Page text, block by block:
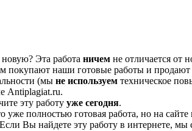
новую? Эта работа ничем не отличается от
покупают наши готовые работы и
(мы не используем техническое
Аntiplagiat.ru.
эту работу уже сегодня.
уже полностью готовая работа, но на сайте
Вы найдете эту работу в интернете,